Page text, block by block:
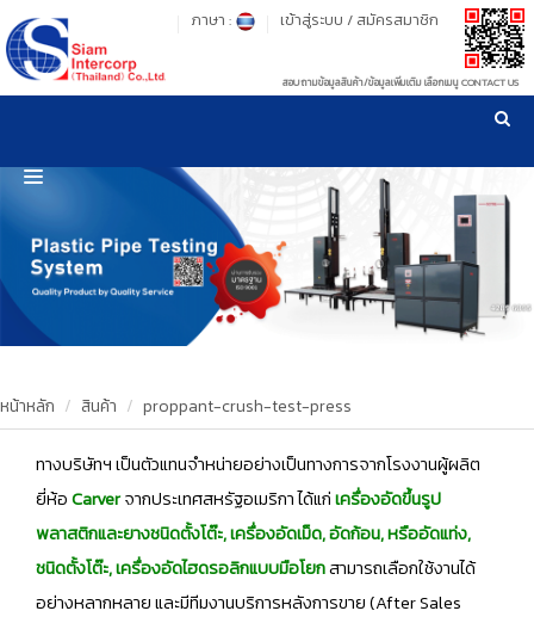
รู้ลึก รู้จริง เรื่องเครื่องมือทดสอบวัสดุ ! ยืน 1 เรื่องมาตรฐานการให้บริการ
เข้าสู่ระบบ / สมัครสมาชิก
ภาษา :
สอบถามข้อมูลสินค้า/ข้อมูลเพิ่มเติม เลือกเมนู CONTACT US
HOME
PRODUCT
OUR CLIENTS
OUR WORKS
CALIBRATION
CONTACT US
หน้าหลัก สินค้า proppant-crush-test-press
ทางบริษัทฯ เป็นตัวแทนจำหน่ายอย่างเป็นทางการจากโรงงานผู้ผลิต
ยี่ห้อCarverจากประเทศสหรัฐอเมริกา ได้แก่เครื่องอัดขึ้นรูป
พลาสติกและยางชนิดตั้งโต๊ะ, เครื่องอัดเม็ด, อัดก้อน, หรืออัดแท่ง,
ชนิดตั้งโต๊ะ, เครื่องอัดไฮดรอลิกแบบมือโยกสามารถเลือกใช้งานได้
อย่างหลากหลาย และมีทีมงานบริการหลังการขาย (After Sales